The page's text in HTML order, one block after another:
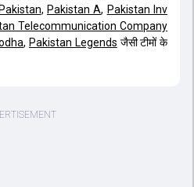
, Pakistan A, Pakistan Inv
Telecommunication Company
, Pakistan Legends जैसी टीमों के